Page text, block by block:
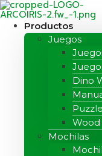
Ir
al
contenidoProductos
Juegos
Dino
Mochilas